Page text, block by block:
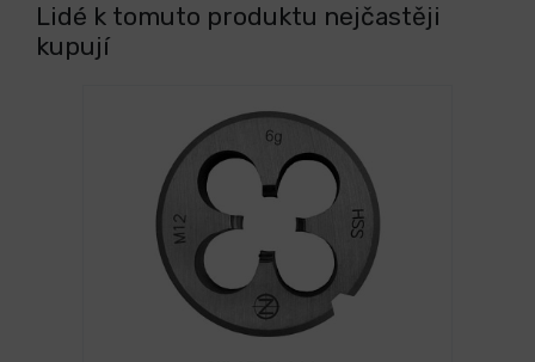
Lidé k tomuto produktu nejčastěji
kupují